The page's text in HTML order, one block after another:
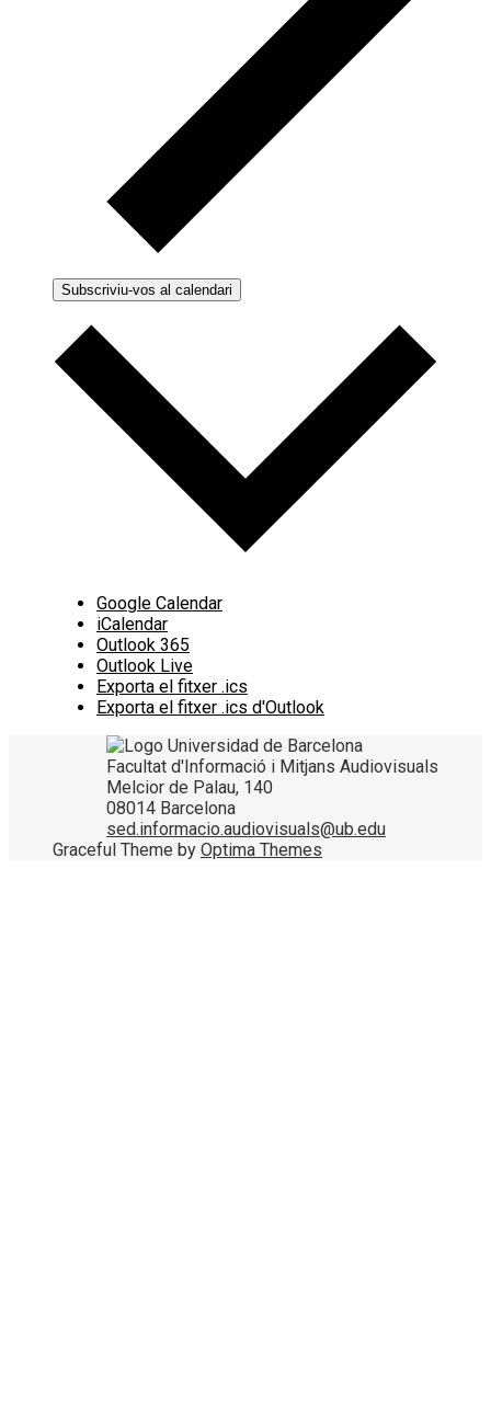
Subscriviu-vos al calendari
Google Calendar
iCalendar
Outlook 365
Outlook Live
Exporta el fitxer .ics
Exporta el fitxer .ics d'Outlook
Facultat d'Informació i Mitjans Audiovisuals
Melcior de Palau, 140
08014 Barcelona
sed.informacio.audiovisuals@ub.edu
Graceful Theme by Optima Themes